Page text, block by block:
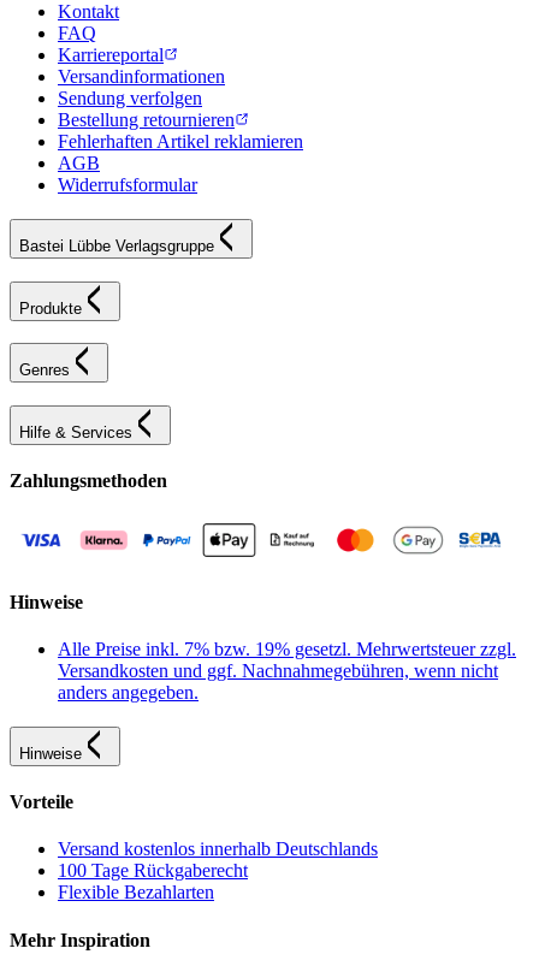
Kontakt
FAQ
Karriereportal
Versandinformationen
Sendung verfolgen
Bestellung retournieren
Fehlerhaften Artikel reklamieren
AGB
Widerrufsformular
Bastei Lübbe Verlagsgruppe
Produkte
Genres
Hilfe & Services
Zahlungsmethoden
Hinweise
Alle Preise inkl. 7% bzw. 19% gesetzl. Mehrwertsteuer zzgl.
Versandkosten und ggf. Nachnahmegebühren, wenn nicht
anders angegeben.
Hinweise
Vorteile
Versand kostenlos innerhalb Deutschlands
100 Tage Rückgaberecht
Flexible Bezahlarten
Mehr Inspiration